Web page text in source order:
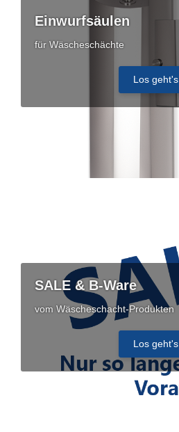
Einwurfsäulen
für Wäscheschächte
Los geht's
SALE & B-Ware
vom Wäscheschacht-Produkten
Los geht's